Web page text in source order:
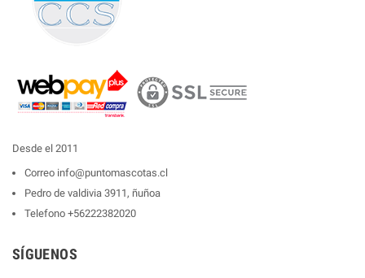
Desde el 2011
Correo info@puntomascotas.cl
Pedro de valdivia 3911, ñuñoa
Telefono +56222382020
SÍGUENOS